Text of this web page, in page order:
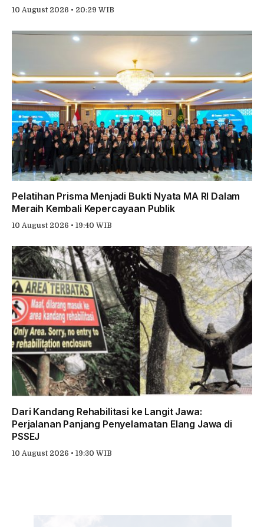
10 August 2026 • 20:29 WIB
Pelatihan Prisma Menjadi Bukti Nyata MA RI Dalam
Meraih Kembali Kepercayaan Publik
10 August 2026 • 19:40 WIB
Dari Kandang Rehabilitasi ke Langit Jawa:
Perjalanan Panjang Penyelamatan Elang Jawa di
PSSEJ
10 August 2026 • 19:30 WIB